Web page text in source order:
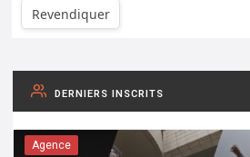
Revendiquer
DERNIERS INSCRITS
Agence